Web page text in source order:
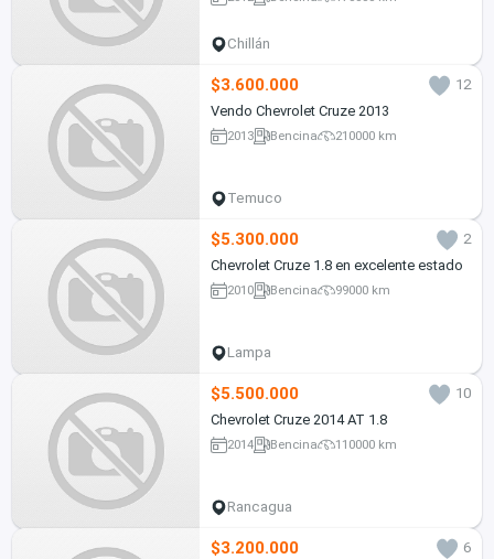
Chillán
$3.600.000
12
Vendo Chevrolet Cruze 2013
2013 Bencina 210000 km
Temuco
$5.300.000
2
Chevrolet Cruze 1.8 en excelente estado
2010 Bencina 99000 km
Lampa
$5.500.000
10
Chevrolet Cruze 2014 AT 1.8
2014 Bencina 110000 km
Rancagua
$3.200.000
6